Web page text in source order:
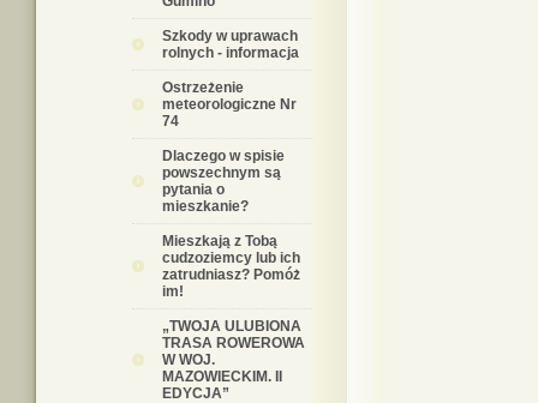
Szkody w uprawach
rolnych - informacja
Ostrzeżenie
meteorologiczne Nr
74
Dlaczego w spisie
powszechnym są
pytania o
mieszkanie?
Mieszkają z Tobą
cudzoziemcy lub ich
zatrudniasz? Pomóż
im!
„TWOJA ULUBIONA
TRASA ROWEROWA
W WOJ.
MAZOWIECKIM. II
EDYCJA”